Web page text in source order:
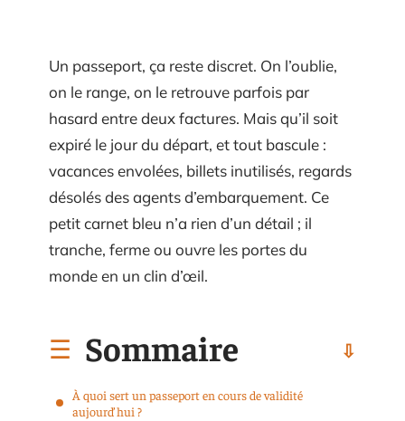
Un passeport, ça reste discret. On l’oublie,
on le range, on le retrouve parfois par
hasard entre deux factures. Mais qu’il soit
expiré le jour du départ, et tout bascule :
vacances envolées, billets inutilisés, regards
désolés des agents d’embarquement. Ce
petit carnet bleu n’a rien d’un détail ; il
tranche, ferme ou ouvre les portes du
monde en un clin d’œil.
Sommaire
À quoi sert un passeport en cours de validité
aujourd’hui ?